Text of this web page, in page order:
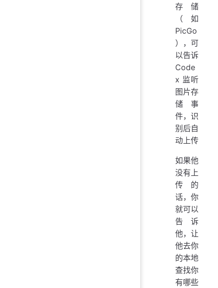
存储
（如
PicGo
），可
以告诉
Code
x 监听
图片存
储事
件，识
别后自
动上传
如果他
没有上
传的
话，你
就可以
告诉
他，让
他去你
的本地
查找你
有哪些